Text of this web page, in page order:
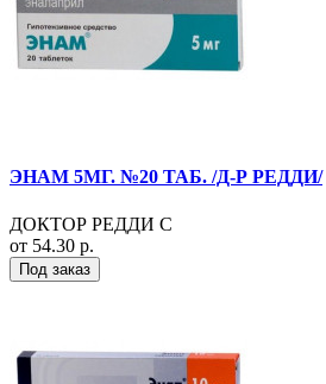
ЭНАМ 5МГ. №20 ТАБ. /Д-Р РЕДДИ/
ДОКТОР РЕДДИ С
от 54.30 р.
Под заказ